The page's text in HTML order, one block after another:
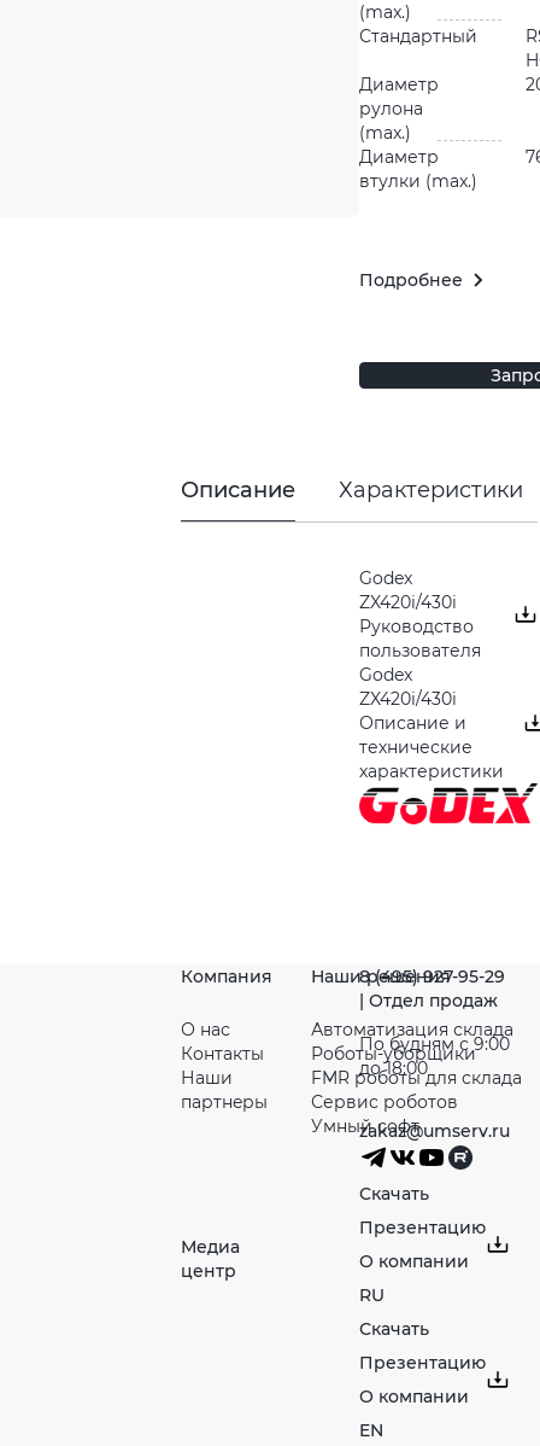
(max.)
Стандартный
Диаметр
рулона
(max.)
Диаметр
втулки (max.)
Подробнее
Описание Характеристики
Godex
ZX420i/430i
Руководство
пользователя
Godex
ZX420i/430i
Описание и
технические
характеристики
Компания
О нас
Контакты
Наши
партнeры
Медиа
центр
Наши решения
Автоматизация склада
Роботы-уборщики
FMR роботы для склада
Сервис роботов
Умный софт
8 (495) 927-95-29
| Отдел продаж
По будням с 9:00
до 18:00
zakaz@umserv.ru
Скачать
Презентацию
О компании
RU
Скачать
Презентацию
О компании
EN